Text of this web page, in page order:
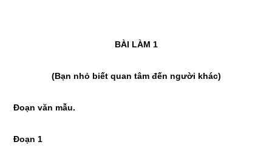
BÀI LÀM 1
(Bạn nhỏ biết quan tâm đến người khác)
Đoạn văn mẫu.
Đoạn 1